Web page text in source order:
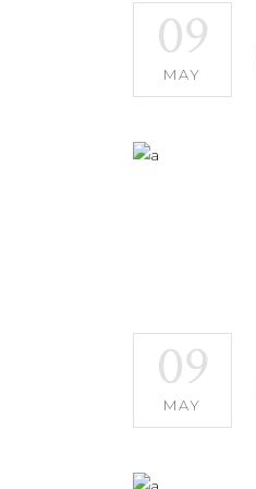
09
MAY
09
MAY